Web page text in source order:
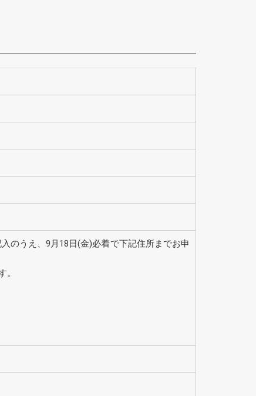
うえ、9月18日(金)必着で下記住所までお申
。